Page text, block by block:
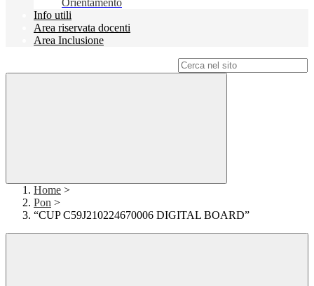
Orientamento
Info utili
Area riservata docenti
Area Inclusione
Home >
Pon >
“CUP C59J210224670006 DIGITAL BOARD”